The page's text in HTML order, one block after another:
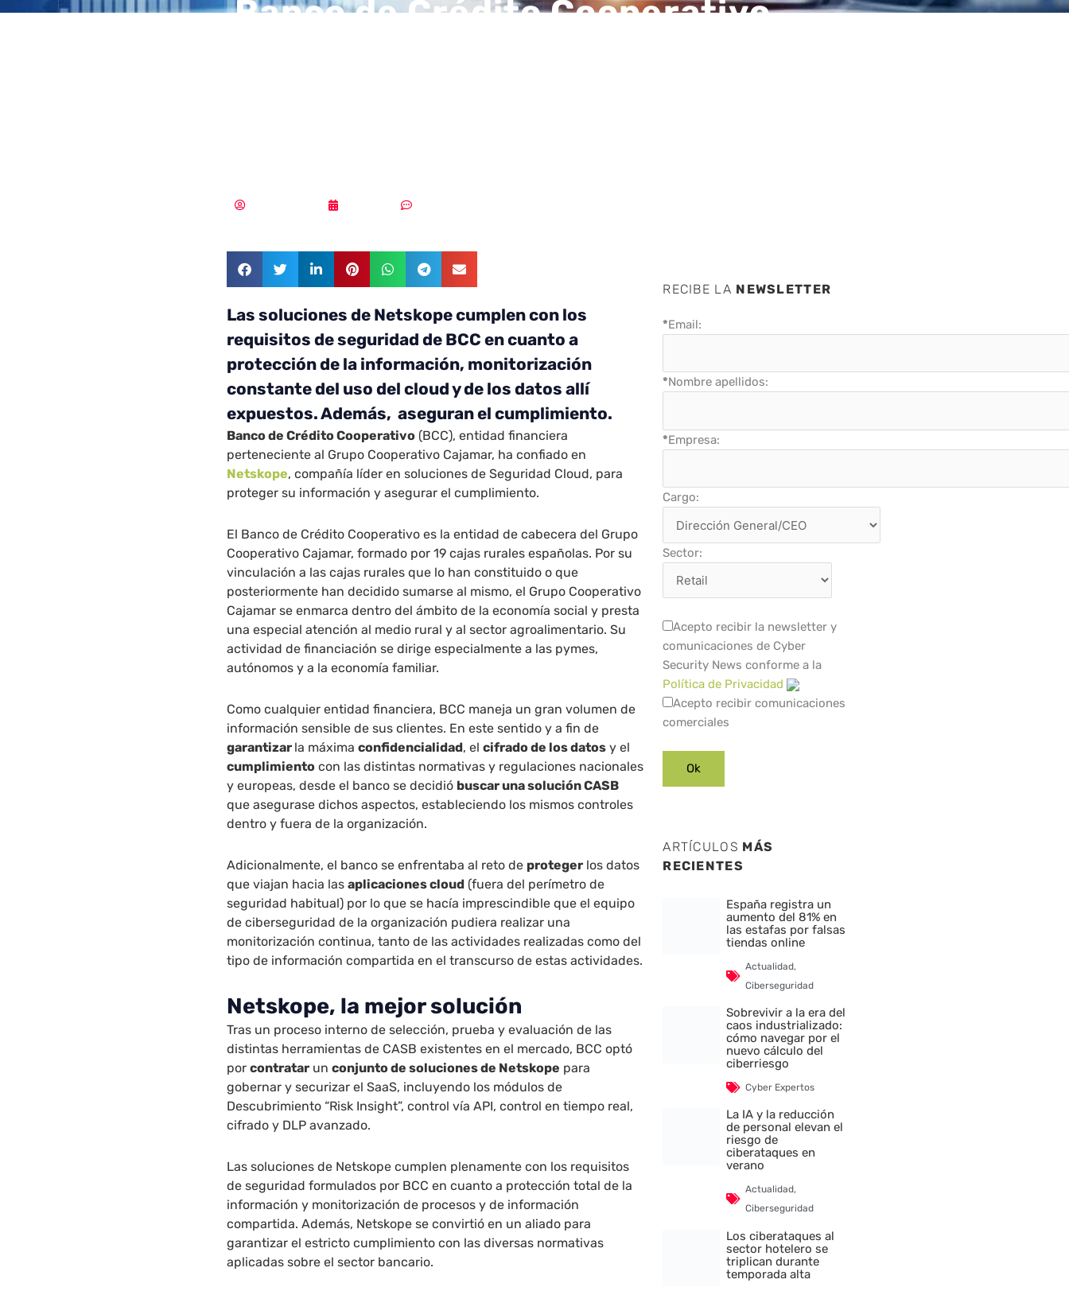
Banco de Crédito Cooperativo
Las soluciones de Netskope cumplen con los
requisitos de seguridad de BCC en cuanto a
protección de la información, monitorización
constante del uso del cloud y de los datos allí
expuestos. Además, aseguran el cumplimiento.
Banco de Crédito Cooperativo (BCC), entidad financiera
perteneciente al Grupo Cooperativo Cajamar, ha confiado en
Netskope, compañía líder en soluciones de Seguridad Cloud, para
proteger su información y asegurar el cumplimiento.
El Banco de Crédito Cooperativo es la entidad de cabecera del Grupo
Cooperativo Cajamar, formado por 19 cajas rurales españolas. Por su
vinculación a las cajas rurales que lo han constituido o que
posteriormente han decidido sumarse al mismo, el Grupo Cooperativo
Cajamar se enmarca dentro del ámbito de la economía social y presta
una especial atención al medio rural y al sector agroalimentario. Su
actividad de financiación se dirige especialmente a las pymes,
autónomos y a la economía familiar.
Como cualquier entidad financiera, BCC maneja un gran volumen de
información sensible de sus clientes. En este sentido y a fin de
garantizar la máximaconfidencialidad, elcifrado de los datos y el
cumplimiento con las distintas normativas y regulaciones nacionales
y europeas, desde el banco se decidió buscar una solución CASB
que asegurase dichos aspectos, estableciendo los mismos controles
dentro y fuera de la organización.
Adicionalmente, el banco se enfrentaba al reto de proteger los datos
que viajan hacia lasaplicaciones cloud (fuera del perímetro de
seguridad habitual) por lo que se hacía imprescindible que el equipo
de ciberseguridad de la organización pudiera realizar una
monitorización continua, tanto de las actividades realizadas como del
tipo de información compartida en el transcurso de estas actividades.
Netskope, la mejor solución
Tras un proceso interno de selección, prueba y evaluación de las
distintas herramientas de CASB existentes en el mercado, BCC optó
porcontratar unconjunto de soluciones de Netskope para
gobernar y securizar el SaaS, incluyendo los módulos de
Descubrimiento “Risk Insight”, control vía API, control en tiempo real,
cifrado y DLP avanzado.
Las soluciones de Netskope cumplen plenamente con los requisitos
de seguridad formulados por BCC en cuanto a protección total de la
información y monitorización de procesos y de información
compartida. Además, Netskope se convirtió en un aliado para
garantizar el estricto cumplimiento con las diversas normativas
aplicadas sobre el sector bancario.
RECIBE LA NEWSLETTER
*Email:
*Nombre apellidos:
*Empresa:
Cargo:
Sector:
Acepto recibir la newsletter y
comunicaciones de Cyber
Security News conforme a la
Política de Privacidad
Acepto recibir comunicaciones
comerciales
ARTÍCULOS MÁS
RECIENTES
España registra un
aumento del 81% en
las estafas por falsas
tiendas online
Actualidad,
Ciberseguridad
Sobrevivir a la era del
caos industrializado:
cómo navegar por el
nuevo cálculo del
ciberriesgo
Cyber Expertos
La IA y la reducción
de personal elevan el
riesgo de
ciberataques en
verano
Actualidad,
Ciberseguridad
Los ciberataques al
sector hotelero se
triplican durante
temporada alta